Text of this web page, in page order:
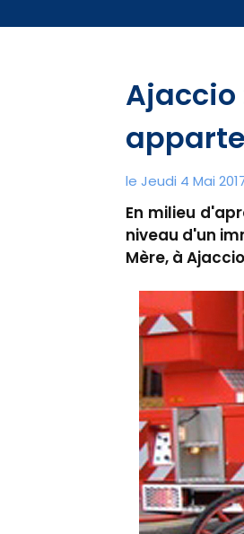
Ajaccio
le Jeudi 4 Mai
En milieu
niveau d'un
Mère, à